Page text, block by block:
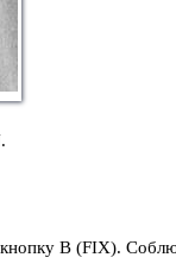
В (FIX).